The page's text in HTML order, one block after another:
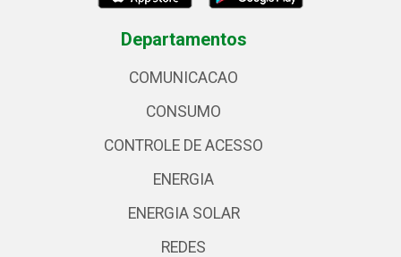
Departamentos
COMUNICACAO
CONSUMO
CONTROLE DE ACESSO
ENERGIA
ENERGIA SOLAR
REDES